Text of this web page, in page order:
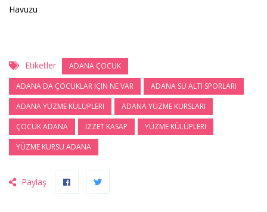
Havuzu
Etiketler
ADANA ÇOCUK
ADANA DA ÇOCUKLAR IÇIN NE VAR
ADANA SU ALTI SPORLARI
ADANA YÜZME KÜLÜPLERI
ADANA YÜZME KURSLARI
ÇOCUK ADANA
IZZET KASAP
YÜZME KÜLÜPLERI
YÜZME KURSU ADANA
Paylaş